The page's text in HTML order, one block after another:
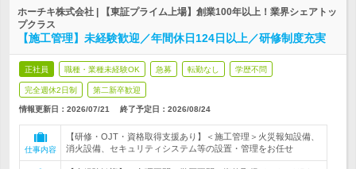
ホーチキ株式会社 | 【東証プライム上場】創業100年以上！業界シェアトッ
プクラス
【施工管理】未経験歓迎／年間休日124日以上／研修制度充実
正社員 職種・業種未経験OK 急募 転勤なし 学歴不問
完全週休2日制 第二新卒歓迎
情報更新日：2026/07/21 終了予定日： 2026/08/24
仕事内容
【研修・OJT・資格取得支援あり】＜施工管理＞火災報知設備、
消火設備、セキュリティシステム等の設置・管理をお任せ